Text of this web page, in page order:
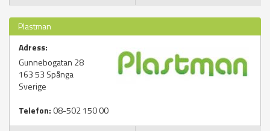
Plastman
Adress:
Gunnebogatan 28
163 53 Spånga
Sverige
Telefon: 08-502 150 00